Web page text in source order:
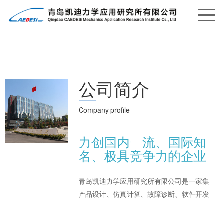
公司简介
Company profile
力创国内一流、国际知
名、极具竞争力的企业
青岛凯迪力学应用研究所有限公司是一家集
产品设计、仿真计算、故障诊断、软件开发